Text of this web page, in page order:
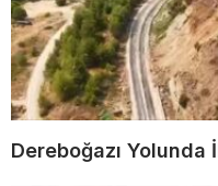
Dereboğazı Yolunda